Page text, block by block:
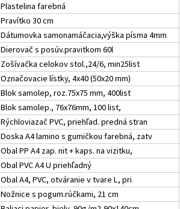
Plastelina farebná
Pravítko 30 cm
Dátumovka samonamáčacia,výška písma 4mm
Dierovač s posúv.pravitkom 60l
Zošívačka celokov stol.,24/6, min25list
Označovacie lístky, 4x40 (50x20 mm)
Blok samolep, roz.75x75 mm, 400list
Blok samolep., 76x76mm, 100 list,
Rýchloviazač PVC, priehľad. predná stran
Doska A4 lamino s gumičkou farebná, zatv
Obal PP A4 zap. nit + kaps. na vizitku,
Obal PVC A4 U priehľadný
Obal A4, PVC, otváranie v tvare L, pri
Nožnice s pogum.rúčkami, 21 cm